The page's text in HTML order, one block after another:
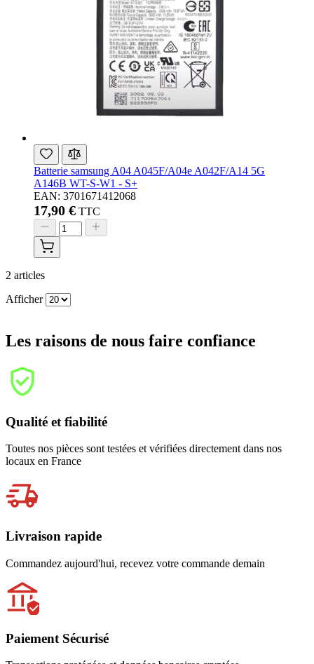
Batterie samsung A04 A045F/A04e A042F/A14 5G
A146B WT-S-W1 - S+
EAN: 3701671412068
17,90 € TTC
2 articles
Afficher
Les raisons de nous faire confiance
Qualité et fiabilité
Toutes nos pièces sont testées et vérifiées directement dans nos
locaux en France
Livraison rapide
Commandez aujourd'hui, recevez votre commande demain
Paiement Sécurisé